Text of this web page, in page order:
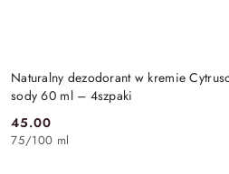
Naturalny dezodorant w kremie
sody 60 ml – 4szpaki
Cena:
45.00
75/100 ml